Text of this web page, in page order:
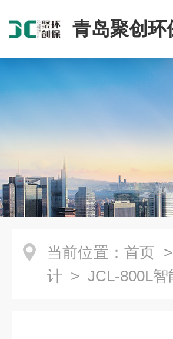
青岛聚创环
当前位置： 首页 >
计 > JCL-800L智